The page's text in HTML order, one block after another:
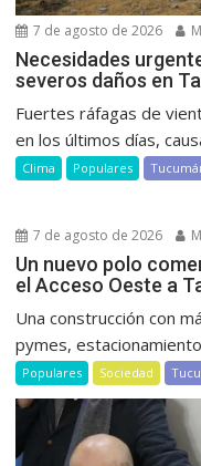
7 de agosto de 2026
Necesidades
severos daños en
Fuertes ráfagas de
en los últimos días,
Clima Populares
7 de agosto de 2026
Un nuevo polo
el Acceso Oeste a
Una construcción con
pymes,
Populares Sociedad